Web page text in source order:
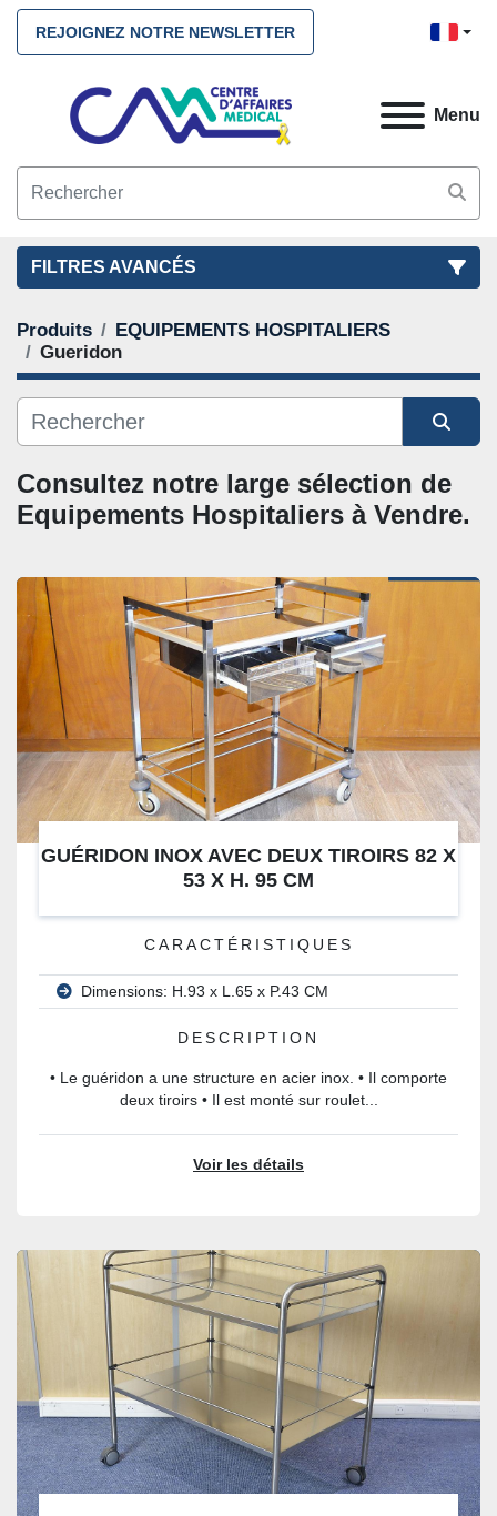
REJOIGNEZ NOTRE NEWSLETTER
Menu
FILTRES AVANCÉS
FILTRES (2) NETTOYEZ TOUS
CATÉGORIE
Produits
EQUIPEMENTS HOSPITALIERS
Gueridon
Trier par
Consultez notre large sélection de
Equipements Hospitaliers à Vendre.
GUÉRIDON INOX AVEC DEUX TIROIRS 82 X
53 X H. 95 CM
CARACTÉRISTIQUES
Dimensions: H.93 x L.65 x P.43 CM
DESCRIPTION
• Le guéridon a une structure en acier inox. • Il comporte
deux tiroirs • Il est monté sur roulet...
Voir les détails